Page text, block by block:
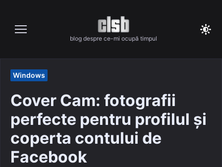
content
blog despre ce-mi ocupă timpul
Windows
Cover Cam: fotografii
perfecte pentru profilul și
coperta contului de
Facebook